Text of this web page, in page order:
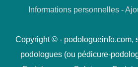
Informations personnelles -
Copyright © - podologueinfo.com,
podologues (ou pédicure-